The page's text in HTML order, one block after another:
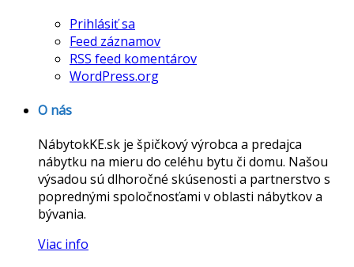
Prihlásiť sa
Feed záznamov
RSS feed komentárov
WordPress.org
O nás
NábytokKE.sk je špičkový výrobca a predajca
nábytku na mieru do celéhu bytu či domu. Našou
výsadou sú dlhoročné skúsenosti a partnerstvo s
poprednými spoločnosťami v oblasti nábytkov a
bývania.
Viac info